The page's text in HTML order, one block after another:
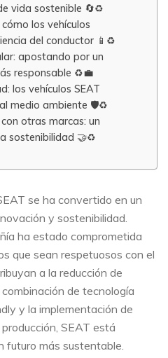
vida sostenible 🔄♻️
los vehículos
del conductor 📱♻️
apostando por un
responsable ♻️💼
los vehículos SEAT
medio ambiente 🛡️♻️
otras marcas: un
sostenibilidad 🤝♻️
se ha convertido en un
y sostenibilidad.
ha estado comprometida
que sean respetuosos con el
a la reducción de
de tecnología
y la implementación de
SEAT está
futuro más sustentable.